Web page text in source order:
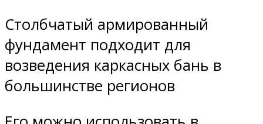
Столбчатый армированный
фундамент подходит для
возведения каркасных бань в
большинстве регионов